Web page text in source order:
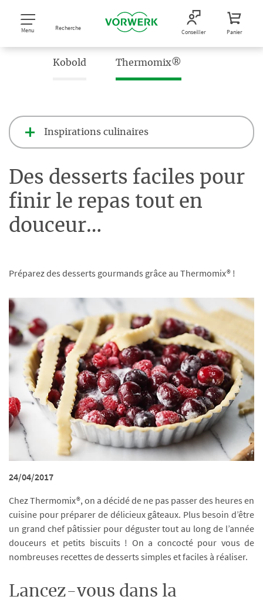
Menu Recherche Conseiller Panier
Kobold Thermomix®
Inspirations culinaires
Des desserts faciles pour
finir le repas tout en
douceur…
Préparez des desserts gourmands grâce au Thermomix® !
24/04/2017
Chez Thermomix®, on a décidé de ne pas passer des heures en
cuisine pour préparer de délicieux gâteaux. Plus besoin d’être
un grand chef pâtissier pour déguster tout au long de l’année
douceurs et petits biscuits ! On a concocté pour vous de
nombreuses recettes de desserts simples et faciles à réaliser.
Lancez-vous dans la